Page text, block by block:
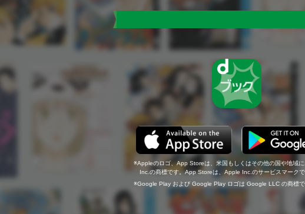
Appleのロゴ、App Storeは、米国もしくはその他の国や地域
Inc.の商標です。App Storeは、Apple Inc.のサービスマークで
Google Play および Google Play ロゴは Google LLC の商標で